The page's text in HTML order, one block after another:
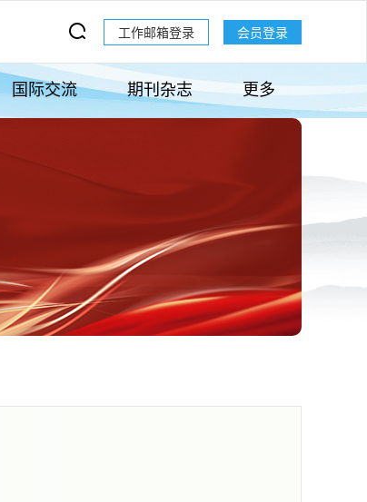
工作邮箱登录 会员登录
国际交流 期刊杂志 更多